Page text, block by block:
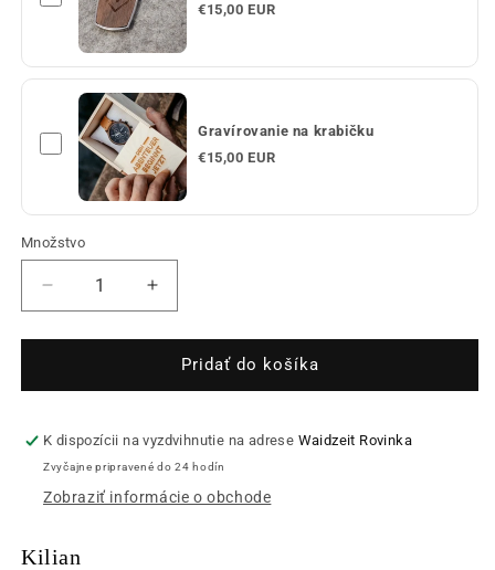
€15,00 EUR
Gravírovanie na krabičku
€15,00 EUR
Množstvo
Množstvo
množstvo
pre
náhrdelník
Zvýšiť
množstvo
pre
Pánsky
náhrdelník
Pridať do košíka
K dispozícii na vyzdvihnutie na adrese Waidzeit Rovinka
Zvyčajne pripravené do 24 hodín
Zobraziť informácie o obchode
Kilian